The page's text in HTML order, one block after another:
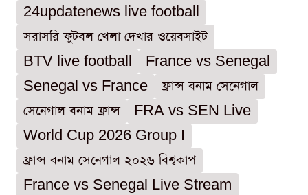
24updatenews live football
সরাসরি ফুটবল খেলা দেখার ওয়েবসাইট
BTV live football
France vs Senegal
Senegal vs France
ফ্রান্স বনাম সেনেগাল
সেনেগাল বনাম ফ্রান্স
FRA vs SEN Live
World Cup 2026 Group I
ফ্রান্স বনাম সেনেগাল ২০২৬ বিশ্বকাপ
France vs Senegal Live Stream